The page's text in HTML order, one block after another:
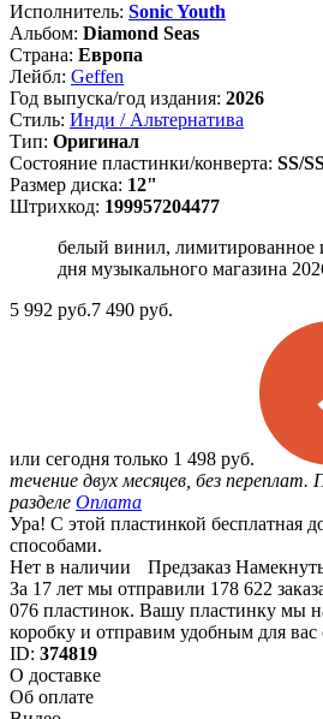
Исполнитель: Sonic Youth
Альбом: Diamond Seas
Страна: Европа
Лейбл: Geffen
Год выпуска/год издания: 2026
Стиль: Инди / Альтернатива
Тип: Оригинал
Состояние пластинки/конверта: SS/
Размер диска: 12"
Штрихкод: 199957204477
белый винил, лимитированное
дня музыкального магазина
5 992 руб.7 490 руб.
или сегодня только 1 498 руб.
течение двух месяцев, без переплат.
разделе Оплата
Ура! С этой пластинкой бесплатная
способами.
Нет в наличии
Предзаказ
За 17 лет мы отправили 178 622
076 пластинок. Вашу пластинку мы
коробку и отправим удобным для вас
ID: 374819
О доставке
Об оплате